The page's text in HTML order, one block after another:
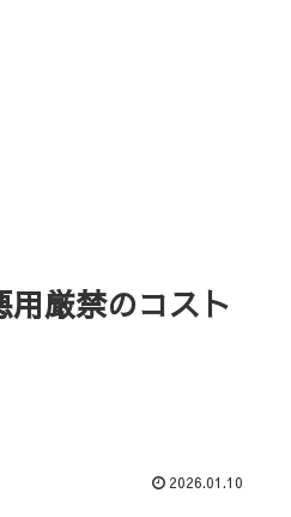
用厳禁のコスト
2026.01.10